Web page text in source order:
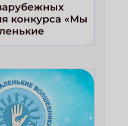
конкурса «Мы